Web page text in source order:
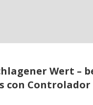
Wert –
con Controlador